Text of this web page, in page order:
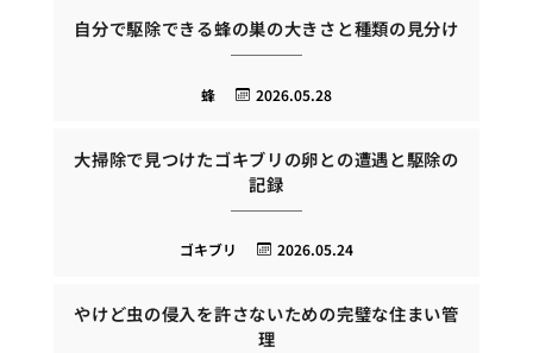
自分で駆除できる蜂の巣の大きさと種類の見分け
2026.05.28
蜂
大掃除で見つけたゴキブリの卵との遭遇と駆除の
記録
2026.05.24
ゴキブリ
やけど虫の侵入を許さないための完璧な住まい管
理